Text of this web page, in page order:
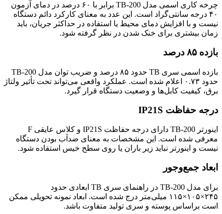
چرخه کاری اسمی مدل TB-200 برابر با ۶۰ درصد در دمای آزمون
۴۰ درجه سانتی‌گراد است. این عدد به معنای کارکرد دائم دستگاه
نیست و با افزایش دمای محیط یا استفاده در حداکثر جریان، باید
زمان بیشتری برای خنک شدن در نظر گرفته شود.
بازده ۸۵ درصد
بازده اسمی سری TB حدود ۸۵ درصد و ضریب توان مدل TB-200
حدود ۰.۷۳ اعلام شده است. عملکرد واقعی می‌تواند تحت تأثیر ولتاژ
برق، کیفیت کابل‌ها و وضعیت دستگاه قرار گیرد.
درجه حفاظت IP21S
اینورتر TB-200 دارای درجه حفاظت IP21S و کلاس عایقی F
معرفی شده است. این مشخصات به معنای ضدآب بودن دستگاه
نیست و اینورتر نباید زیر باران یا روی سطح خیس استفاده شود.
ابعاد جمع‌وجور
برای مدل TB-200 در راهنمای سری TB ابعادی حدود
۲۴۵×۱۰۵×۱۱۵ میلی‌متر درج شده است. ابعاد نمونه تحویلی ممکن
است براساس پوسته و سری تولید متفاوت باشد.